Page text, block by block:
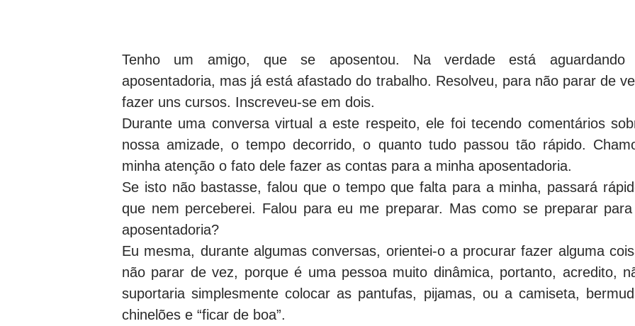
Tenho um amigo, que se aposentou. Na verdade está aguardando
aposentadoria, mas já está afastado do trabalho. Resolveu, para não parar de
fazer uns cursos. Inscreveu-se em dois.
Durante uma conversa virtual a este respeito, ele foi tecendo comentários
nossa amizade, o tempo decorrido, o quanto tudo passou tão rápido.
minha atenção o fato dele fazer as contas para a minha aposentadoria.
Se isto não bastasse, falou que o tempo que falta para a minha, passará
que nem perceberei. Falou para eu me preparar. Mas como se preparar
aposentadoria?
Eu mesma, durante algumas conversas, orientei-o a procurar fazer alguma
não parar de vez, porque é uma pessoa muito dinâmica, portanto, acredito,
suportaria simplesmente colocar as pantufas, pijamas, ou a camiseta,
chinelões e “ficar de boa”.